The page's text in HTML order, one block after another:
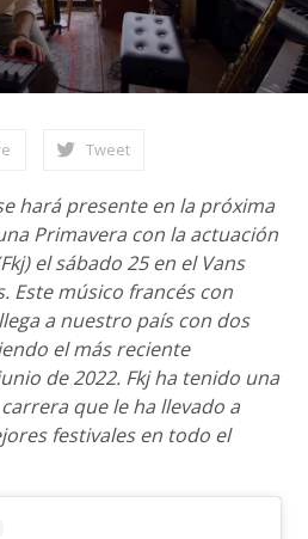
Tweet
hará presente en la próxima
Primavera con la actuación
el sábado 25 en el Vans
Este músico francés con
a nuestro país con dos
el más reciente
de 2022. Fkj ha tenido una
que le ha llevado a
festivales en todo el